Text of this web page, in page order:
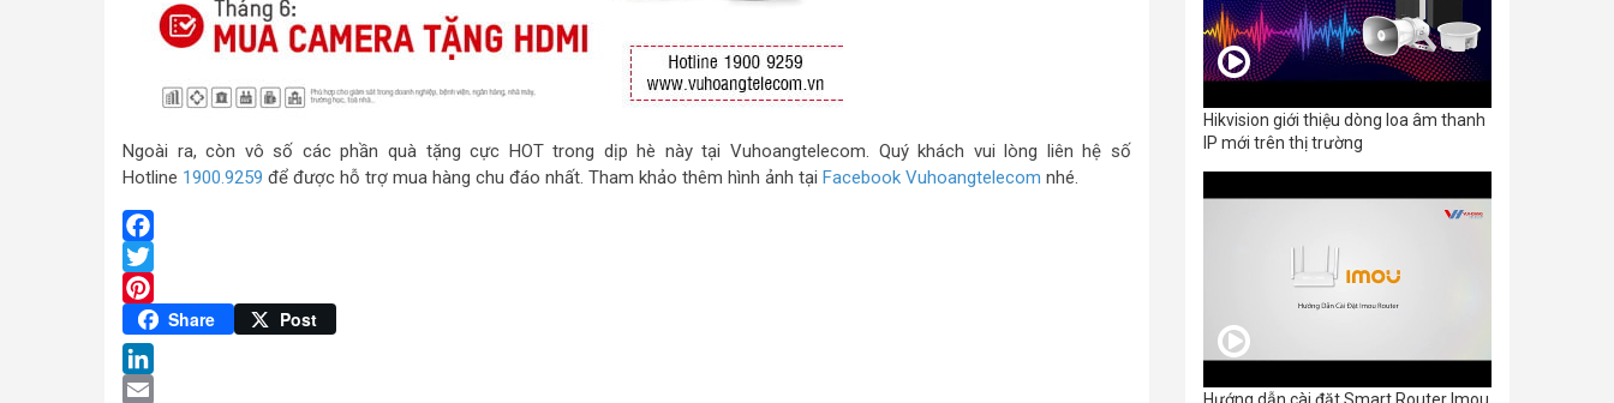
Ngoài ra, còn vô số các phần quà tặng cực HOT trong dịp hè này tại Vuhoangtelecom. Quý khách vui lòng liên hệ số
Hotline 1900.9259 để được hỗ trợ mua hàng chu đáo nhất. Tham khảo thêm hình ảnh tại Facebook Vuhoangtelecom nhé.
Facebook
Twitter
Pinterest
Share Post
LinkedIn
Hikvision giới thiệu dòng loa âm thanh
IP mới trên thị trường